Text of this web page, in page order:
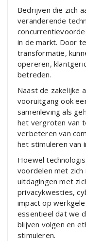
Bedrijven die zich
veranderende
in de markt. Door
transformatie,
opereren,
betreden.
Naast de zakelijke
vooruitgang ook
samenleving als
het vergroten van
verbeteren van
het stimuleren van
Hoewel
voordelen met
uitdagingen met
privacykwesties,
impact op
essentieel dat we
blijven volgen en
stimuleren.